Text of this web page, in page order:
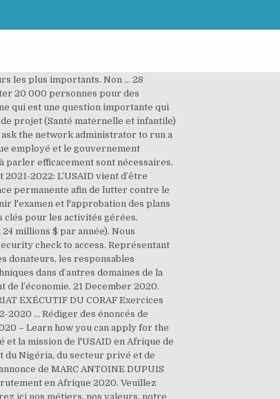
Après la date limite de réception des demandes, un comité sera convoqué pour examiner les demandes et les évaluer conformément aux critères d’évaluation. Principales tâches et responsabilités Gestion de programme / projet - 45%: Valeur marchande N14,104,381.00 Équivalent annuel à FSN-11 Conformément à l’Annexe J de AIDAR et au plan de rémunération local de la mission des États-Unis au Nigéria (à compter de juillet 8, 2018). Les offres doivent être reçues avant la date et l'heure de clôture spécifiées à la section I, article 3, et soumises au point de contact de la section IV. L'USAID, en collaboration avec Citoyenneté et Immigration Canada, recherche actuellement 10 500 employés expérimentés et Débutants dans plusieurs domaines. Excellentes compétences en communication (orale et écrite) et en facilitation. (adsbygoogle=window.adsbygoogle||[]).push({}); Meilleur portail de mise à jour sur l'éducation au monde; Examen et guide académique, site Web d'emplois et de bourses très rémunérateurs, Agence américaine pour le développement international 2020 et comment postuler aux emplois de l'USAID, Demande d'emploi fédéral américain (DS - 174), DIABÈTE ENCORE EN 60 JOURS! Community Organization. 1.5K likes. L’USAID recrute 03 Profils. Publié le 06/01/2021. Bourses du gouvernement français 2020 pour le Cameroun. La responsabilité première est de fournir des conseils techniques et de gestion de projet sur la santé de la mère et de l’enfant, de guider les nouvelles initiatives de programme, de rédiger des descriptifs de programme afin d’obtenir un financement et de mettre en œuvre des activités. Laisser un commentaire Annuler la réponse. Compétences et capacités: Compétences démontrées dans la prise de décision et la supervision de la mise en œuvre des activités de SR / PF / SMNI au Nigéria. Participer à la préparation des évaluations annuelles des progrès réalisés par le pays hôte dans la réalisation des objectifs de développement de l'agriculture et de l'entreprise. Participer en tant